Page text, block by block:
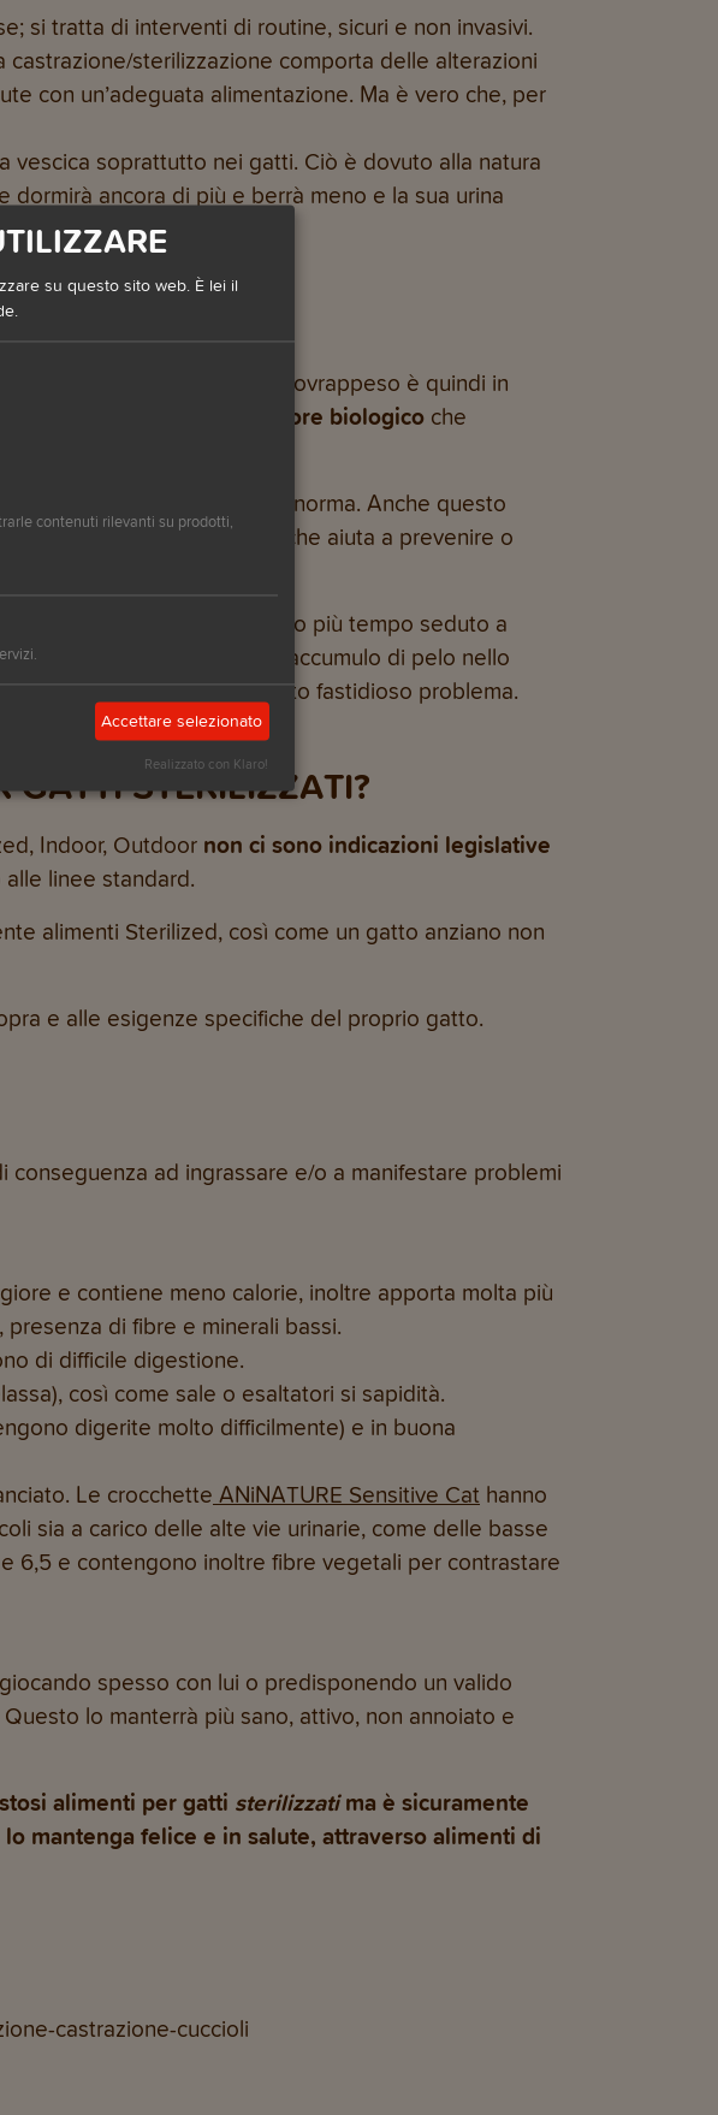
si tratta di interventi di routine, sicuri e non invasivi.
sterilizzazione comporta delle alterazioni
con un’adeguata alimentazione. Ma è vero che, per
vescica soprattutto nei gatti. Ciò è dovuto alla natura
ancora di più e berrà meno e la sua urina
. Il rischio sovrappeso è quindi in
proteine ad alto valore biologico che
più alta rispetto alla norma. Anche questo
con un corretto pH che aiuta a prevenire o
tende infatti a passare molto più tempo seduto a
può portare all’accumulo di pelo nello
aiutare a combattere questo fastidioso problema.
GATTI STERILIZZATI?
Indoor, Outdoor non ci sono indicazioni legislative
linee standard.
alimenti Sterilized, così come un gatto anziano non
e alle esigenze specifiche del proprio gatto.
ad ingrassare e/o a manifestare problemi
e contiene meno calorie, inoltre apporta molta più
presenza di fibre e minerali bassi.
di difficile digestione.
così come sale o esaltatori si sapidità.
digerite molto difficilmente) e in buona
Le crocchette ANiNATURE Sensitive Cat hanno
sia a carico delle alte vie urinarie, come delle basse
6,5 e contengono inoltre fibre vegetali per contrastare
spesso con lui o predisponendo un valido
lo manterrà più sano, attivo, non annoiato e
alimenti per gatti sterilizzatima è sicuramente
mantenga felice e in salute, attraverso alimenti di
castrazione-cuccioli
su questo sito web. È lei il
contenuti rilevanti su prodotti,
Accettare selezionato
Realizzato con Klaro!